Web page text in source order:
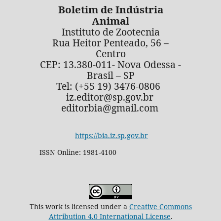
Boletim de Indústria
Animal
Instituto de Zootecnia
Rua Heitor Penteado, 56 –
Centro
CEP: 13.380-011- Nova Odessa -
Brasil – SP
Tel: (+55 19) 3476-0806
iz.editor@sp.gov.br
editorbia@gmail.com
https://bia.iz.sp.gov.br
ISSN Online: 1981-4100
This work is licensed under a Creative Commons
Attribution 4.0 International License.